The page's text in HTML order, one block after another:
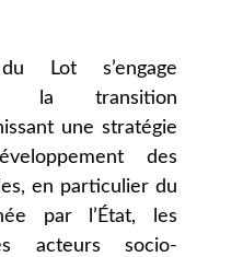
Lot s’engage
la transition
une stratégie
des
en particulier du
par l’État, les
acteurs socio-